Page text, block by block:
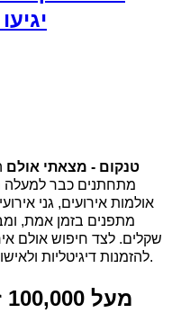
טנקום - מצאתי אולם
מתחתנים כבר למעלה
אולמות אירועים, גני
מתפנים בזמן אמת,
שקלים. לצד חיפוש אולם
להזמנות דיגיטליות ולאישורי הגעה - כך שהכל מרוכז במקום אחד.